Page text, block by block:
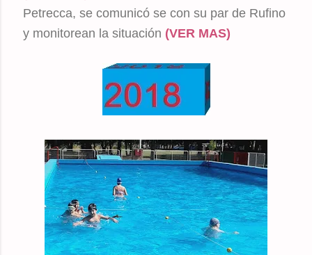
Petrecca, se comunicó se con su par de Rufino
y monitorean la situación (VER MAS)